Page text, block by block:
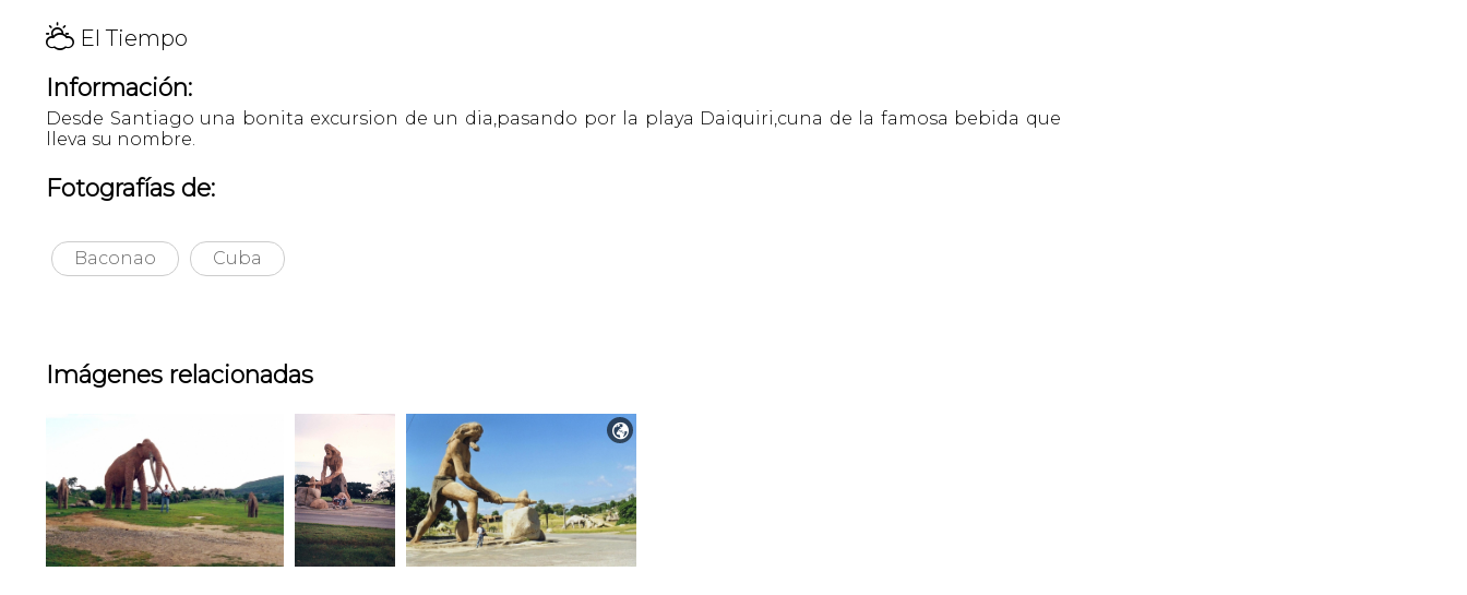
H El Tiempo
Información:
Desde Santiago una bonita excursion de un dia,pasando por la playa Daiquiri,cuna de la famosa bebida que
lleva su nombre.
Fotografías de:
Baconao Cuba
Imágenes relacionadas
